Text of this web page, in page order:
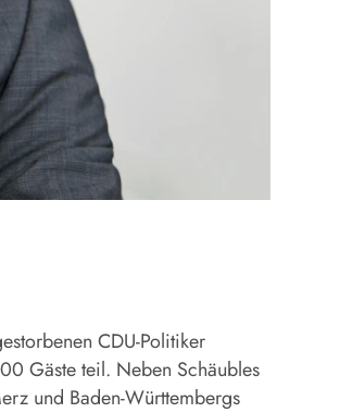
CDU-Politiker
Gäste teil. Neben Schäubles
und Baden-Württembergs